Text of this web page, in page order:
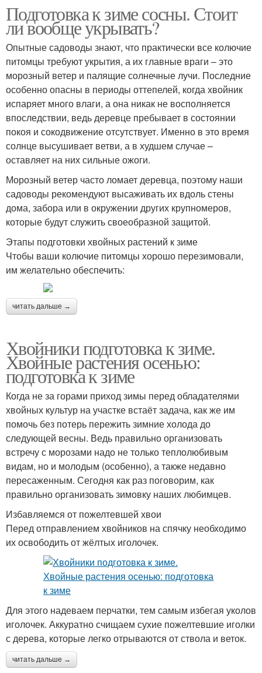
Подготовка к зиме сосны. Стоит
ли вообще укрывать?
Опытные садоводы знают, что практически все колючие
питомцы требуют укрытия, а их главные враги – это
морозный ветер и палящие солнечные лучи. Последние
особенно опасны в периоды оттепелей, когда хвойник
испаряет много влаги, а она никак не восполняется
впоследствии, ведь деревце пребывает в состоянии
покоя и сокодвижение отсутствует. Именно в это время
солнце высушивает ветви, а в худшем случае –
оставляет на них сильные ожоги.
Морозный ветер часто ломает деревца, поэтому наши
садоводы рекомендуют высаживать их вдоль стены
дома, забора или в окружении других крупномеров,
которые будут служить своеобразной защитой.
Этапы подготовки хвойных растений к зиме
Чтобы ваши колючие питомцы хорошо перезимовали,
им желательно обеспечить:
читать дальше →
Хвойники подготовка к зиме.
Хвойные растения осенью:
подготовка к зиме
Когда не за горами приход зимы перед обладателями
хвойных культур на участке встаёт задача, как же им
помочь без потерь пережить зимние холода до
следующей весны. Ведь правильно организовать
встречу с морозами надо не только теплолюбивым
видам, но и молодым (особенно), а также недавно
пересаженным. Сегодня как раз поговорим, как
правильно организовать зимовку наших любимцев.
Избавляемся от пожелтевшей хвои
Перед отправлением хвойников на спячку необходимо
их освободить от жёлтых иголочек.
Для этого надеваем перчатки, тем самым избегая уколов
иголочек. Аккуратно счищаем сухие пожелтевшие иголки
с дерева, которые легко отрываются от ствола и веток.
читать дальше →